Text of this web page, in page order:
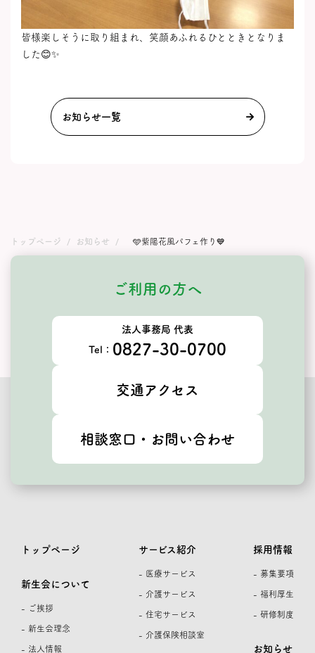
皆様楽しそうに取り組まれ、笑顔あふれるひとときとなりま
した😊✨
お知らせ一覧
トップページ お知らせ 🩵紫陽花風パフェ作り💙
ご利用の方へ
法人事務局 代表
Tel： 0827-30-0700
交通アクセス
相談窓口・お問い合わせ
トップページ
新生会について
- ご挨拶
- 新生会理念
- 法人情報
サービス紹介
- 医療サービス
- 介護サービス
- 住宅サービス
- 介護保険相談室
採用情報
- 募集要項
- 福利厚生
- 研修制度
お知らせ